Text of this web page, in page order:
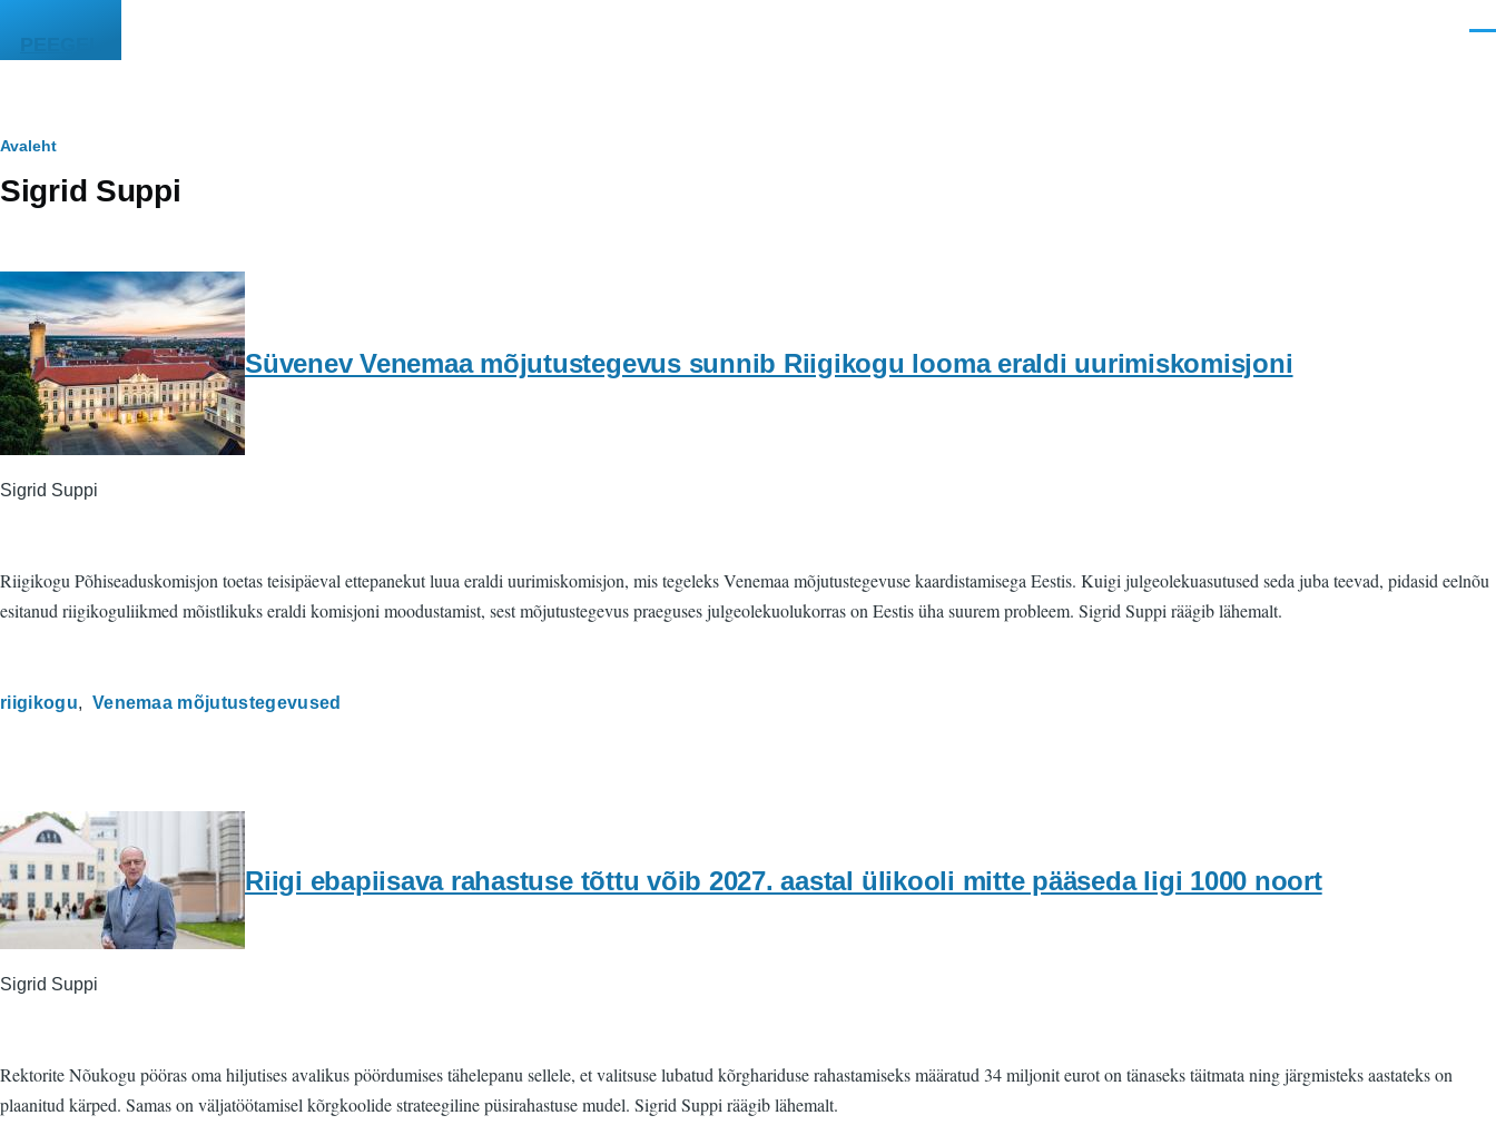
PEEGEL
Leivapuru
Avaleht
Sigrid Suppi
Süvenev Venemaa mõjutustegevus sunnib Riigikogu looma eraldi uurimiskomisjoni
Sigrid Suppi
Riigikogu Põhiseaduskomisjon toetas teisipäeval ettepanekut luua eraldi uurimiskomisjon, mis tegeleks Venemaa mõjutustegevuse kaardistamisega Eestis. Kuigi julgeolekuasutused seda juba teevad, pidasid eelnõu
esitanud riigikoguliikmed mõistlikuks eraldi komisjoni moodustamist, sest mõjutustegevus praeguses julgeolekuolukorras on Eestis üha suurem probleem. Sigrid Suppi räägib lähemalt.
riigikogu Venemaa mõjutustegevused
Riigi ebapiisava rahastuse tõttu võib 2027. aastal ülikooli mitte pääseda ligi 1000 noort
Sigrid Suppi
Rektorite Nõukogu pööras oma hiljutises avalikus pöördumises tähelepanu sellele, et valitsuse lubatud kõrghariduse rahastamiseks määratud 34 miljonit eurot on tänaseks täitmata ning järgmisteks aastateks on
plaanitud kärped. Samas on väljatöötamisel kõrgkoolide strateegiline püsirahastuse mudel. Sigrid Suppi räägib lähemalt.